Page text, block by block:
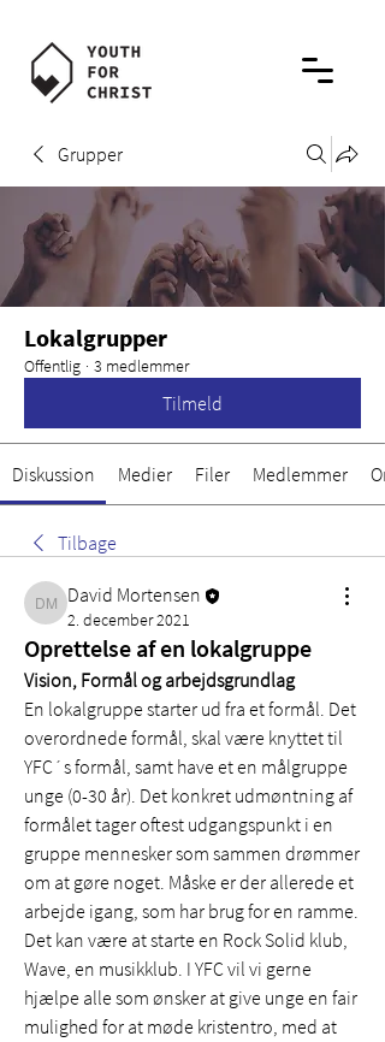
Grupper
Lokalgrupper
Offentlig · 3 medlemmer
Tilmeld
Diskussion Medier Filer Medlemmer
Tilbage
David Mortensen
David Mortensen
2. december 2021
Oprettelse af en lokalgruppe
Vision, Formål og arbejdsgrundlag
En lokalgruppe starter ud fra et formål. Det
overordnede formål, skal være knyttet til
YFC´s formål, samt have et en målgruppe
unge (0-30 år). Det konkret udmøntning af
formålet tager oftest udgangspunkt i en
gruppe mennesker som sammen drømmer
om at gøre noget. Måske er der allerede et
arbejde igang, som har brug for en ramme.
Det kan være at starte en Rock Solid klub,
Wave, en musikklub. I YFC vil vi gerne
hjælpe alle som ønsker at give unge en fair
mulighed for at møde kristentro, med at